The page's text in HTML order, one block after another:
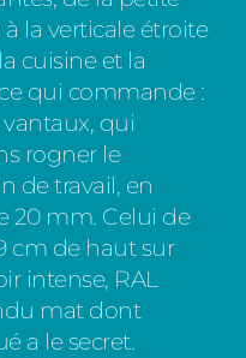
la verticale étroite
cuisine et la
qui commande :
qui
rogner le
de travail, en
20 mm. Celui de
cm de haut sur
intense, RAL
mat dont
a le secret.